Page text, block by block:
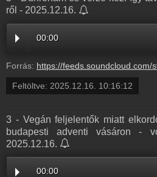
ről - 2025.12.16.
00:00
Forrás: https://feeds.soundcloud.com/stream/2230570046-balazsek-5-duhroham-es-verzo-kez-igy-tavozott-a-skot-
Feltöltve: 2025.12.16. 10:16:12
3 - Vegán feljelentők miatt
budapesti adventi vásáron -
2025.12.16.
00:00